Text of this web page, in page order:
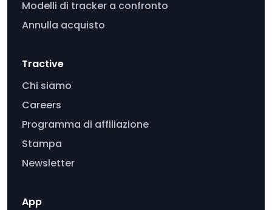
Modelli di tracker a confronto
Annulla acquisto
Tractive
Chi siamo
Careers
Programma di affiliazione
Stampa
Newsletter
App